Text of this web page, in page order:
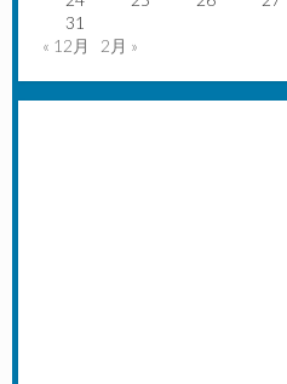
31
« 12月
2月 »